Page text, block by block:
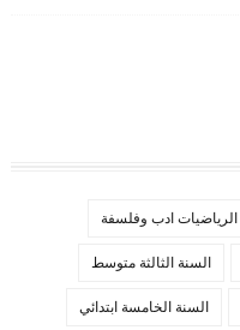
الرياضيات ادب وفلسفة
السنة الثالثة متوسط
السنة الخامسة ابتدائي